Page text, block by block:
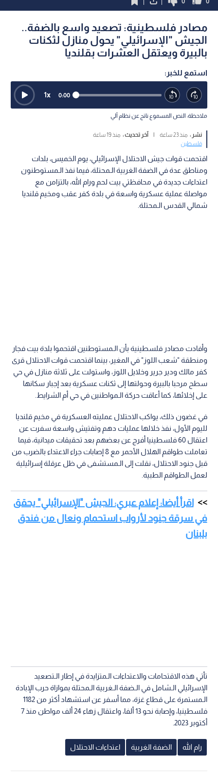
مصادر فلسطينية: تصعيد واسع بالضفة..
الجيش "الإسرائيلي" يحول منازل لثكنات
بالبيرة ويعتقل العشرات بقلنديا
استمع للخبر:
0:00
1x
ملاحظة: النص المسموع ناتج عن نظام آلي
نشر : منذ 23 ساعة آخر تحديث : منذ 19 ساعة
فلسطين
اقتحمت قوات جيش الاحتلال الإسرائيلي، يوم الخميس، بلدات
ومناطق عدة في الضفة الغربية الـمحتلة، فيما نفذ الـمستوطنون
اعتداءات جديدة في محافظتي بيت لحم ورام الله، بالتزامن مع
مواصلة عملية عسكرية واسعة في بلدة كفر عقب ومخيم قلنديا
شمالي القدس الـمحتلة.
وأفادت مصادر فلسطينية بأن الـمستوطنين اقتحموا بلدة بيت فجار
ومنطقة "شعب اللوز" في المغير، بينما اقتحمت قوات الاحتلال قرى
كفر مالك ودير جرير وخلايل اللوز، واستولت على ثلاثة منازل في حي
سطح مرحبا بالبيرة وحولتها إلى ثكنات عسكرية بعد إجبار سكانها
على إخلائها، كما أعاقت حركة الـمواطنين في حي أم الشرايط.
في غضون ذلك، يواكب الاحتلال عمليته العسكرية في مخيم قلنديا
لليوم الأول، نفذ خلالها عمليات دهم وتفتيش واسعة سفرت عن
اعتقال 60 فلسطينيا أفرج عن بعضهم بعد تحقيقات ميدانية، فيما
تعاملت طواقم الهلال الأحمر مع 8 إصابات جراء الاعتداء بالضرب من
قبل جنود الاحتلال، نقلت إلى الـمستشفى في ظل عرقلة إسرائيلية
لعمل الطواقم الطبية.
اقرأ أيضا: إعلام عبري: الجيش "الإسرائيلي" يحقق
في سرقة جنود لأرواب استحمام ونعال من فندق
بلبنان
تأتي هذه الاقتحامات والاعتداءات الـمتزايدة في إطار الـتصعيد
الإسرائيلي الـشامل في الـضفة الـغربية الـمحتلة بموازاة حرب الإبادة
الـمستمرة على قطاع غزة، مما أسفر عن استشهاد أكثر من 1182
فلسطينيا، وإصابة نحو 13 ألفا، واعتقال زهاء 24 ألف مواطن منذ 7
أكتوبر 2023.
رام الله الضفة الغربية اعتداءات الاحتلال